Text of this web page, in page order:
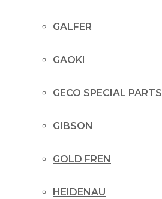
GALFER
GAOKI
GECO SPECIAL PARTS
GIBSON
GOLD FREN
HEIDENAU